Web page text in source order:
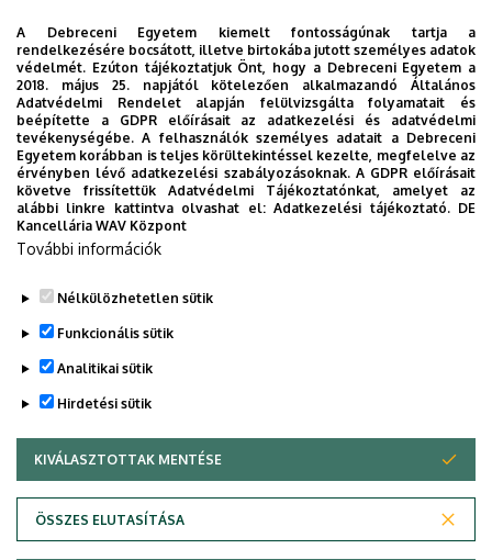
Lista nézet Ikon nézet
Felsőoktatási szakképzés (FOSZ)
Adatvédelem
A Debreceni Egyetem kiemelt fontosságúnak tartja a
rendelkezésére bocsátott, illetve birtokába jutott személyes adatok
védelmét. Ezúton tájékoztatjuk Önt, hogy a Debreceni Egyetem a
2018. május 25. napjától kötelezően alkalmazandó Általános
Adatvédelmi Rendelet alapján felülvizsgálta folyamatait és
beépítette a GDPR előírásait az adatkezelési és adatvédelmi
tevékenységébe. A felhasználók személyes adatait a Debreceni
Egyetem korábban is teljes körültekintéssel kezelte, megfelelve az
érvényben lévő adatkezelési szabályozásoknak. A GDPR előírásait
követve frissítettük Adatvédelmi Tájékoztatónkat, amelyet az
alábbi linkre kattintva olvashat el:Adatkezelési tájékoztató. DE
Kancellária WAV Központ
További információk
Nélkülözhetetlen sütik
Funkcionális sütik
Analitikai sütik
Hirdetési sütik
KIVÁLASZTOTTAK MENTÉSE
ÖSSZES ELUTASÍTÁSA
WITHDRAW CONSENT